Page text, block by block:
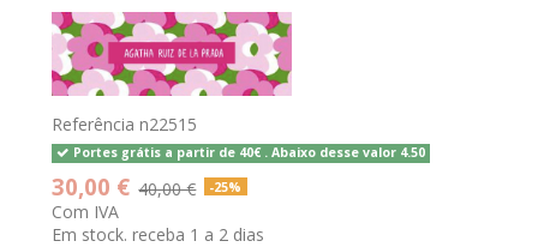
Referência n22515
Portes grátis a partir de 40€ . Abaixo desse valor 4.50
30,00 € 40,00 € -25%
Com IVA
Em stock. receba 1 a 2 dias